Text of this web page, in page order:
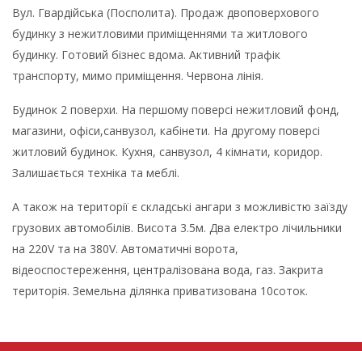
Вул. Гвардійська (Посполита). Продаж двоповерхового
будинку з нежитловими приміщеннями та житлового
будинку. Готовий бізнес вдома. Активний трафік
транспорту, мимо приміщення. Червона лінія.
Будинок 2 поверхи. На першому поверсі нежитловий фонд,
магазини, офіси,санвузол, кабінети. На другому поверсі
житловий будинок. Кухня, санвузол, 4 кімнати, коридор.
Залишається техніка та меблі.
А також на території є складські ангари з можливістю заїзду
грузових автомобілів. Висота 3.5м. Два електро лічильники
на 220V та на 380V. Автоматичні ворота,
відеоспостереження, централізована вода, газ. Закрита
територія. Земельна ділянка приватизована 10соток.